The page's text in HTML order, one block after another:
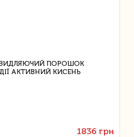
1836 грн